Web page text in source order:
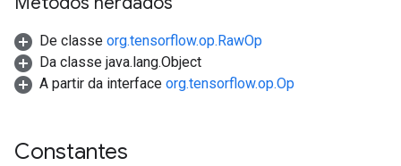
De classe org.tensorflow.op.RawOp
Da classe java.lang.Object
A partir da interface org.tensorflow.op.Op
Constantes